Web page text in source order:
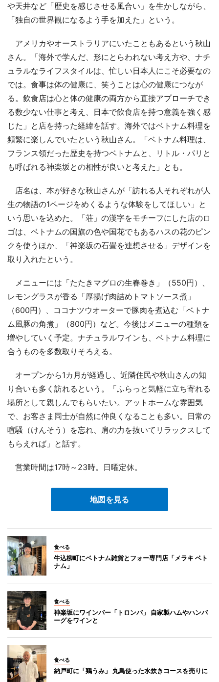
や天井など「歴史を感じさせる風合い」を生かしながら、
「独自の世界観になるよう手を加えた」という。
アメリカやオーストラリアにいたこともあるという秋山
さん。「海外で学んだ、形にとらわれない考え方や、ナチ
ュラルなライフスタイルは、忙しい日本人にこそ必要なの
では。食事は体の健康に、笑うことは心の健康につなが
る。飲食店は心と体の健康の両方から直接アプローチでき
る数少ない仕事と考え、日本で飲食店を持つ意義を強く感
じた」と店を持った経緯を話す。海外ではベトナム料理を
頻繁に楽しんでいたという秋山さん。「ベトナム料理は、
フランス領だった歴史を持つベトナムと、リトル・パリと
も呼ばれる神楽坂との相性が良いと考えた」とも。
店名は、本が好きな秋山さんが「訪れる人それぞれが人
生の物語の1ページをめくるような体験をしてほしい」と
いう思いを込めた。「荘」の漢字をモチーフにした店のロ
ゴは、ベトナムの国旗の色や国花でもあるハスの花のピン
クを使うほか、「神楽坂の石畳を連想させる」デザインを
取り入れたという。
メニューには「たたきマグロの生春巻き」（550円）、
レモングラスが香る「厚揚げ肉詰めトマトソース煮」
（600円）、ココナツウオーターで豚肉を煮込む「ベトナ
ム風豚の角煮」（800円）など。今後はメニューの種類を
増やしていく予定。ナチュラルワインも、ベトナム料理に
合うものを多数取りそろえる。
オープンから1カ月が経過し、近隣住民や秋山さんの知
り合いも多く訪れるという。「ふらっと気軽に立ち寄れる
場所として親しんでもらいたい。アットホームな雰囲気
で、お客さま同士が自然に仲良くなることも多い。日常の
喧騒（けんそう）を忘れ、肩の力を抜いてリラックスして
もらえれば」と話す。
営業時間は17時～23時。日曜定休。
地図を見る
食べる
牛込柳町にベトナム雑貨とフォー専門店「メラキ ベト
ナム」
食べる
神楽坂にワインバー「トロンバ」 自家製ハムやハンバ
ーグをワインと
食べる
納戸町に「鶏うみ」 丸鳥使った水炊きコースを売りに